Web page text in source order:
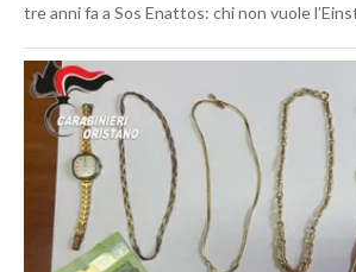
tre anni fa a Sos Enattos: chi non vuole